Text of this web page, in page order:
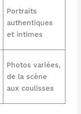
Portraits
authentiques
et intimes
Photos variées,
de la scène
aux coulisses